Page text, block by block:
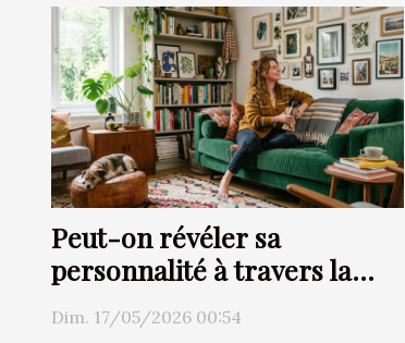
Peut-on révéler sa
personnalité à travers la
décoration d’intérieur ?
Dim. 17/05/2026 00:54